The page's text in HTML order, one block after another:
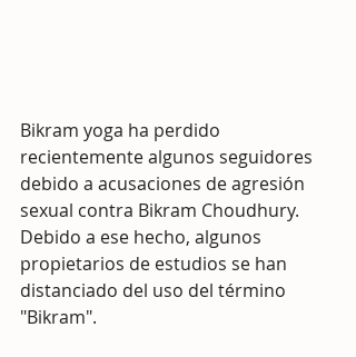
Bikram yoga ha perdido
recientemente algunos seguidores
debido a acusaciones de agresión
sexual contra Bikram Choudhury.
Debido a ese hecho, algunos
propietarios de estudios se han
distanciado del uso del término
"Bikram".